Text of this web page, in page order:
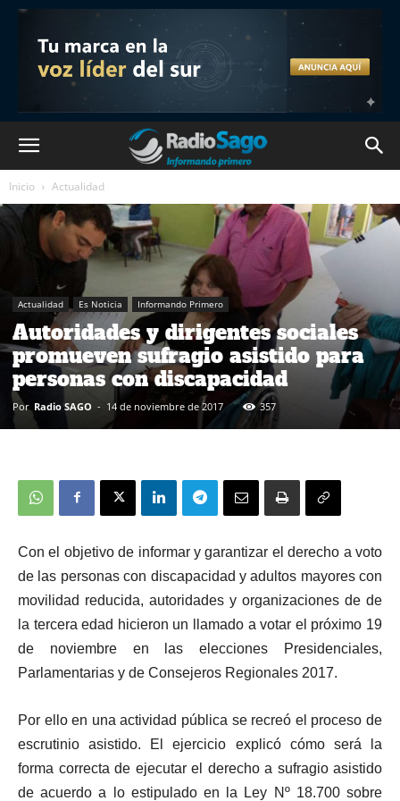
Inicio Actualidad
Actualidad Es Noticia Informando Primero
Autoridades y dirigentes sociales
promueven sufragio asistido para
personas con discapacidad
Por Radio SAGO - 14 de noviembre de 2017 357
Con el objetivo de informar y garantizar el derecho a voto
de las personas con discapacidad y adultos mayores con
movilidad reducida, autoridades y organizaciones de de
la tercera edad hicieron un llamado a votar el próximo 19
de noviembre en las elecciones Presidenciales,
Parlamentarias y de Consejeros Regionales 2017.
Por ello en una actividad pública se recreó el proceso de
escrutinio asistido. El ejercicio explicó cómo será la
forma correcta de ejecutar el derecho a sufragio asistido
de acuerdo a lo estipulado en la Ley Nº 18.700 sobre